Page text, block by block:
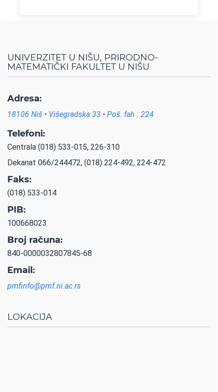
UNIVERZITET U NIŠU, PRIRODNO-
MATEMATIČKI FAKULTET U NIŠU
Adresa:
18106 Niš • Višegradska 33 • Poš. fah : 224
Telefoni:
Centrala (018) 533-015, 226-310
Dekanat 066/244472, (018) 224-492, 224-472
Faks:
(018) 533-014
PIB:
100668023
Broj računa:
840-0000032807845-68
Email:
pmfinfo@pmf.ni.ac.rs
LOKACIJA